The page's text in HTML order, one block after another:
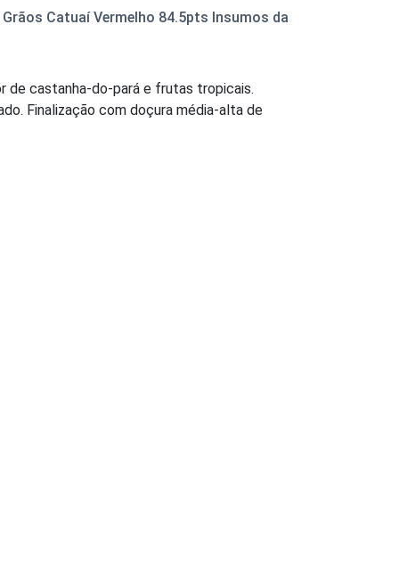
Catuaí Vermelho 84.5pts Insumos da
de castanha-do-pará e frutas tropicais.
Finalização com doçura média-alta de